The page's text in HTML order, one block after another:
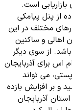
بازاریابی است.
از پنل پیامکی
مختلف در این
اهالی و ساکنین
از سوی دیگر
اس برای آذربایجان
می تواند
و بر افزایش بازده
آذربایجان